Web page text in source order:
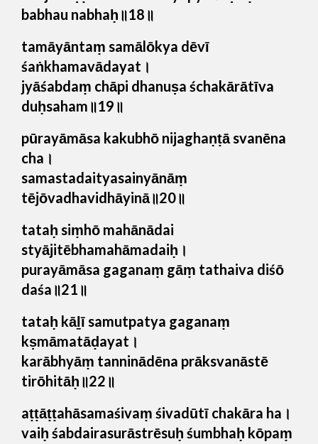
babhau nabhaḥ॥18॥
tamāyāntaṃ samālōkya dēvī
śaṅkhamavādayat।
jyāśabdaṃ chāpi dhanuṣa śchakārātīva
duḥsaham॥19॥
pūrayāmāsa kakubhō nijaghaṇṭā svanēna
cha।
samastadaityasainyānāṃ
tējōvadhavidhāyinā॥20॥
tataḥ siṃhō mahānādai
styājitēbhamahāmadaiḥ।
purayāmāsa gaganaṃ gāṃ tathaiva diśō
daśa॥21॥
tataḥ kāḻī samutpatya gaganaṃ
kṣmāmatāḍayat।
karābhyāṃ tanninādēna prāksvanāstē
tirōhitāḥ॥22॥
aṭṭāṭṭahāsamaśivaṃ śivadūtī chakāra ha।
vaiḥ śabdairasurāstrēsuḥ śumbhaḥ kōpaṃ